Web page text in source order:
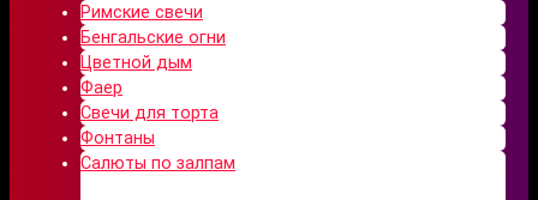
Римские свечи
Бенгальские огни
Цветной дым
Фаер
Свечи для торта
Фонтаны
Салюты по залпам